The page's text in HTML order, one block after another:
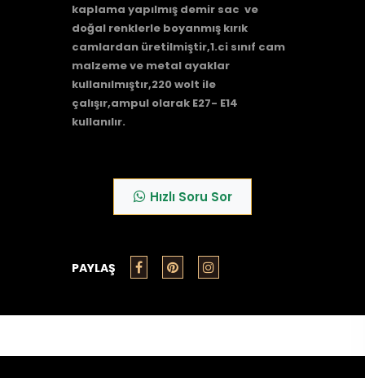
kaplama yapılmış demir sac ve
doğal renklerle boyanmış kırık
camlardan üretilmiştir,1.ci sınıf cam
malzeme ve metal ayaklar
kullanılmıştır,220 wolt ile
çalışır,ampul olarak E27- E14
kullanılır.
Hızlı Soru Sor
PAYLAŞ